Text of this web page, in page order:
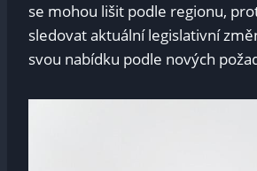
se‍ mohou‌ lišit ‍podle regionu,
sledovat‍ aktuální legislativní⁣
svou nabídku podle nových